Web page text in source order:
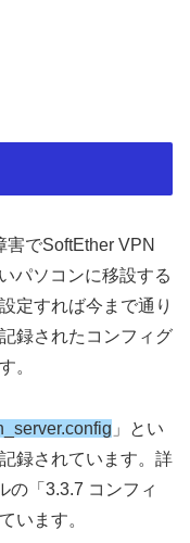
でSoftEther VPN
パソコンに移設する
定すれば今まで通り
録されたコンフィグ
。
」とい
録されています。詳
の「3.3.7 コンフィ
います。